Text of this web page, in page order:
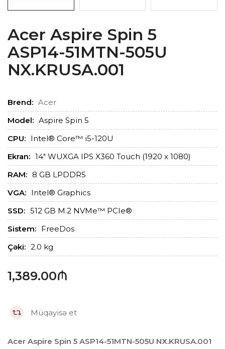
Acer Aspire Spin 5
ASP14-51MTN-505U
NX.KRUSA.001
Brend: Acer
Model: Aspire Spin 5
CPU: Intel® Core™ i5-120U
Ekran: 14" WUXGA IPS X360 Touch (1920 x 1080)
RAM: 8 GB LPDDR5
VGA: Intel® Graphics
SSD: 512 GB M.2 NVMe™ PCIe®
Sistem: FreeDos
Çəki: 2.0 kg
1,389.00₼
Müqayisə et
Acer Aspire Spin 5 ASP14-51MTN-505U NX.KRUSA.001